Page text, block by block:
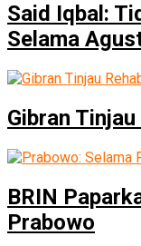
Said Iqbal:
Selama
Gibran
BRIN
Prabowo